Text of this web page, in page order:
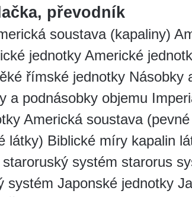
převodník
soustava (kapaliny)
jednotky Americké
římské jednotky Násobky
a podnásobky objemu
Americká soustava
látky) Biblické míry kapalin
systém starorus
systém Japonské jednotky